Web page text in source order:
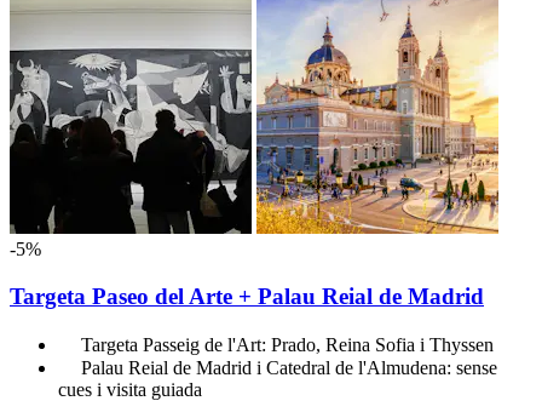
-5%
Targeta Paseo del Arte + Palau Reial de Madrid
Targeta Passeig de l'Art: Prado, Reina Sofia i Thyssen
Palau Reial de Madrid i Catedral de l'Almudena: sense
cues i visita guiada